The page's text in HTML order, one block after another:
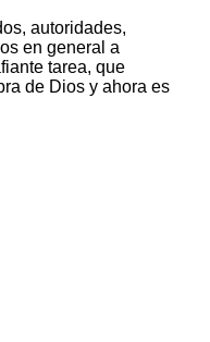
autoridades,
en general a
tarea, que
de Dios y ahora es